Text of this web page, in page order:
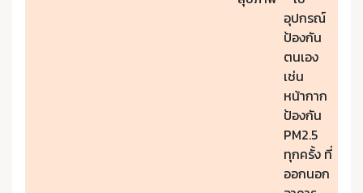
อุปกรณ์
ป้องกัน
ตนเอง
เช่น
หน้ากาก
ป้องกัน
PM2.5
ทุกครั้ง ที่
ออกนอก